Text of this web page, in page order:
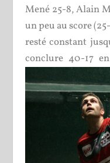
Mené 25-8, Alain
un peu au score
resté constant
conclure 40-17